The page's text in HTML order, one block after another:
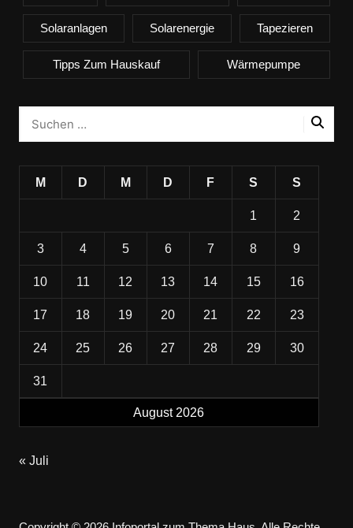
Solaranlagen Solarenergie Tapezieren
Tipps Zum Hauskauf Wärmepumpe
August 2026
M D M D F S S
1 2
3 4 5 6 7 8 9
10 11 12 13 14 15 16
17 18 19 20 21 22 23
24 25 26 27 28 29 30
31
« Juli